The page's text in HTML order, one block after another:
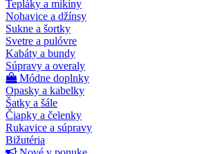
Tepláky a mikiny
Nohavice a džínsy
Sukne a šortky
Svetre a pulóvre
Kabáty a bundy
Súpravy a overaly
Módne doplnky
Opasky a kabelky
Šatky a šále
Čiapky a čelenky
Rukavice a súpravy
Bižutéria